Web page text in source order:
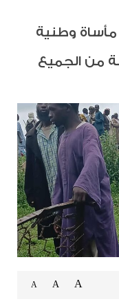
مأساة وطنية
من الجميع
A
A
A